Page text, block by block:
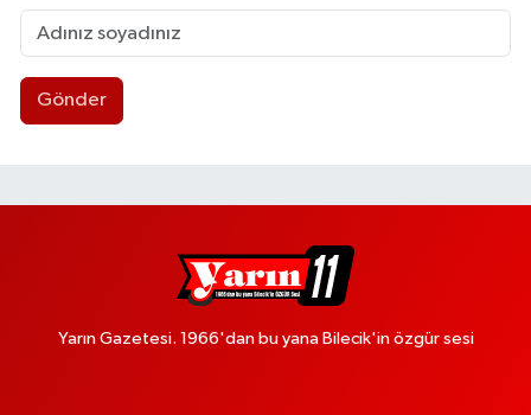
Gönder
Yarın Gazetesi. 1966'dan bu yana Bilecik'in özgür sesi